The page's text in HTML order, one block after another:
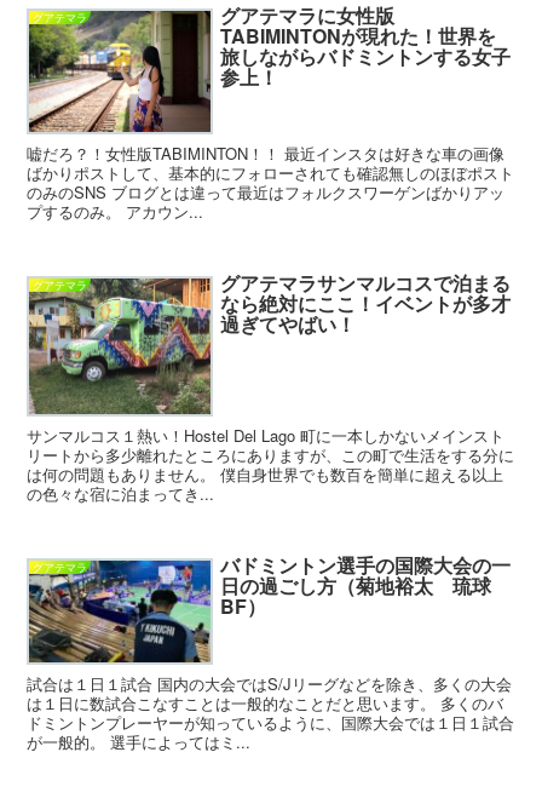
グアテマラ グアテマラに女性版
TABIMINTONが現れた！世界を
旅しながらバドミントンする女子
参上！
嘘だろ？！女性版TABIMINTON！！ 最近インスタは好きな車の画像
ばかりポストして、基本的にフォローされても確認無しのほぼポスト
のみのSNS ブログとは違って最近はフォルクスワーゲンばかりアッ
プするのみ。 アカウン...
グアテマラ グアテマラサンマルコスで泊まる
なら絶対にここ！イベントが多才
過ぎてやばい！
サンマルコス１熱い！Hostel Del Lago 町に一本しかないメインスト
リートから多少離れたところにありますが、この町で生活をする分に
は何の問題もありません。 僕自身世界でも数百を簡単に超える以上
の色々な宿に泊まってき...
グアテマラ バドミントン選手の国際大会の一
日の過ごし方（菊地裕太 琉球
BF）
試合は１日１試合 国内の大会ではS/Jリーグなどを除き、多くの大会
は１日に数試合こなすことは一般的なことだと思います。 多くのバ
ドミントンプレーヤーが知っているように、国際大会では１日１試合
が一般的。 選手によってはミ...